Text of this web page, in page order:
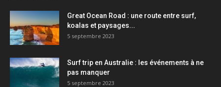
Great Ocean Road : une route entre surf,
koalas et paysages...
5 septembre 2023
Surf trip en Australie : les événements à ne
pas manquer
5 septembre 2023